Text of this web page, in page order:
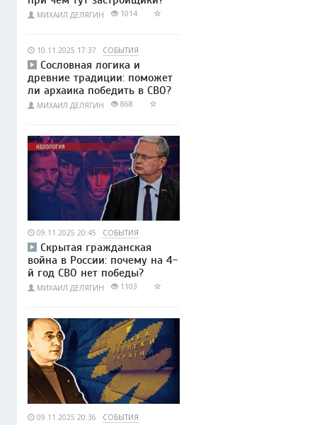
МИХАИЛ ДЕЛЯГИН 1014
10.11.2025 17:37 СОБЫТИЯ
Сословная логика и
древние традиции: поможет
ли архаика победить в СВО?
МИХАИЛ ДЕЛЯГИН 868
09.11.2025 20:45 СОБЫТИЯ
Скрытая гражданская
война в России: почему на 4-
й год СВО нет победы?
МИХАИЛ ДЕЛЯГИН 1103
09.11.2025 20:36 СОБЫТИЯ